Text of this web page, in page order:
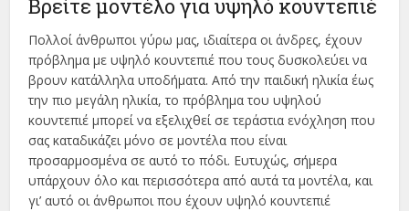
Βρείτε μοντέλο για υψηλό κουντεπιέ
Πολλοί άνθρωποι γύρω μας, ιδιαίτερα οι άνδρες, έχουν
πρόβλημα με υψηλό κουντεπιέ που τους δυσκολεύει να
βρουν κατάλληλα υποδήματα. Από την παιδική ηλικία έως
την πιο μεγάλη ηλικία, το πρόβλημα του υψηλού
κουντεπιέ μπορεί να εξελιχθεί σε τεράστια ενόχληση που
σας καταδικάζει μόνο σε μοντέλα που είναι
προσαρμοσμένα σε αυτό το πόδι. Ευτυχώς, σήμερα
υπάρχουν όλο και περισσότερα από αυτά τα μοντέλα, και
γι’ αυτό οι άνθρωποι που έχουν υψηλό κουντεπιέ